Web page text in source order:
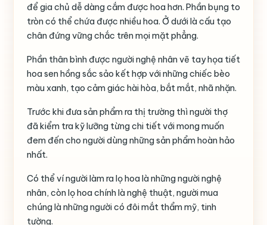
để gia chủ dễ dàng cắm được hoa hơn. Phần bụng to
tròn có thể chứa được nhiều hoa. Ở dưới là cấu tạo
chân đứng vững chắc trên mọi mặt phẳng.
Phần thân bình được người nghệ nhân vẽ tay họa tiết
hoa sen hồng sắc sảo kết hợp với những chiếc bèo
màu xanh, tạo cảm giác hài hòa, bắt mắt, nhã nhặn.
Trước khi đưa sản phẩm ra thị trường thì người thợ
đã kiểm tra kỹ lưỡng từng chi tiết với mong muốn
đem đến cho người dùng những sản phẩm hoàn hảo
nhất.
Có thể ví người làm ra lọ hoa là những người nghệ
nhân, còn lọ hoa chính là nghệ thuật, người mua
chúng là những người có đôi mắt thẩm mỹ, tinh
tường.